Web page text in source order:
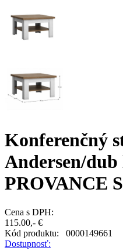
Konferenčný
Andersen/dub
PROVANCE
Cena s DPH:
115.00,- €
Kód produktu: 0000149661
Dostupnosť: